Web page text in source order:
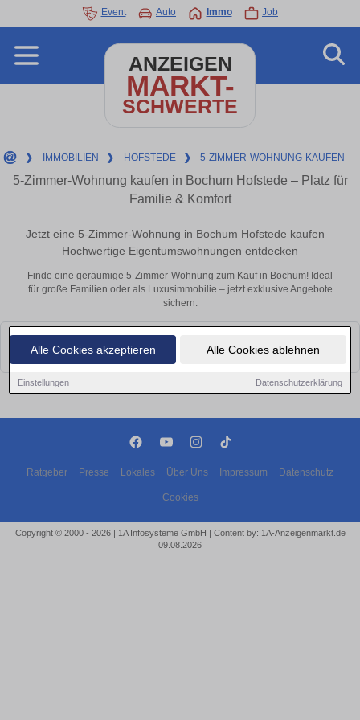
Alle Cookies akzeptieren Alle Cookies ablehnen
Einstellungen Datenschutzerklärung
Event Auto Immo Job
ANZEIGEN
MARKT-
SCHWERTE
❯ IMMOBILIEN ❯ HOFSTEDE ❯ 5-ZIMMER-WOHNUNG-KAUFEN
5-Zimmer-Wohnung kaufen in Bochum Hofstede – Platz für
Familie & Komfort
Jetzt eine 5-Zimmer-Wohnung in Bochum Hofstede kaufen –
Hochwertige Eigentumswohnungen entdecken
Finde eine geräumige 5-Zimmer-Wohnung zum Kauf in Bochum! Ideal
für große Familien oder als Luxusimmobilie – jetzt exklusive Angebote
sichern.
Leider konnten wir derzeit keine passenden Objekte finden. Schauen Sie
bald wieder vorbei!
Ratgeber Presse Lokales Über Uns Impressum Datenschutz
Cookies
Copyright © 2000 - 2026 | 1A Infosysteme GmbH | Content by: 1A-Anzeigenmarkt.de
09.08.2026